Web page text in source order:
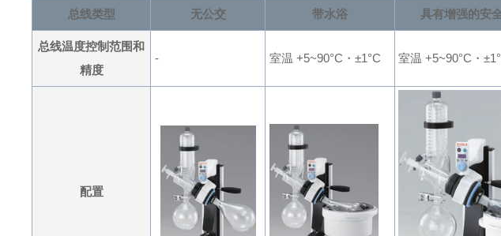
总线类型 无公交 带水浴 具有增强的安
总线温度控制范围和
精度
- 室温 +5~90°C ・±1°C 室温 +5~90°C ・
配置